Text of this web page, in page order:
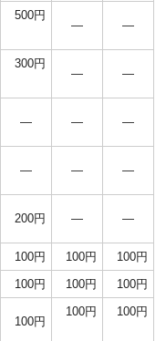
500円
― ―
300円
― ―
― ― ―
― ― ―
200円 ― ―
100円 100円
100円
100円 100円
100円
100円
100円 100円